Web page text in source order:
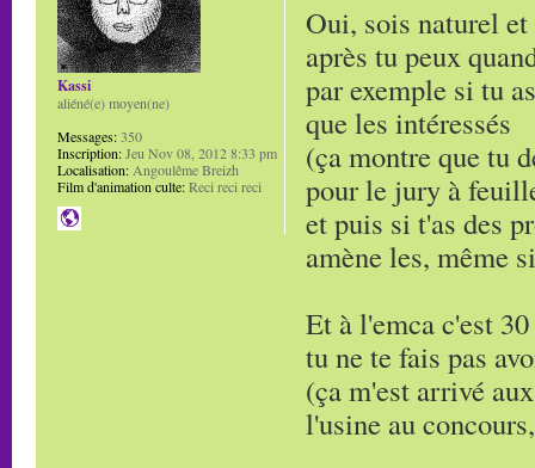
Oui, sois naturel
après tu peux
par exemple si tu
que les intéressés
(ça montre que tu
pour le jury à
et puis si t'as des
amène les, même
Et à l'emca c'est
tu ne te fais pas
(ça m'est arrivé
l'usine au
Kassi
aliéné(e) moyen(ne)
Messages:350
Inscription:Jeu Nov 08, 2012 8:33 pm
Localisation: Angoulême Breizh
Film d'animation culte:Reci reci reci